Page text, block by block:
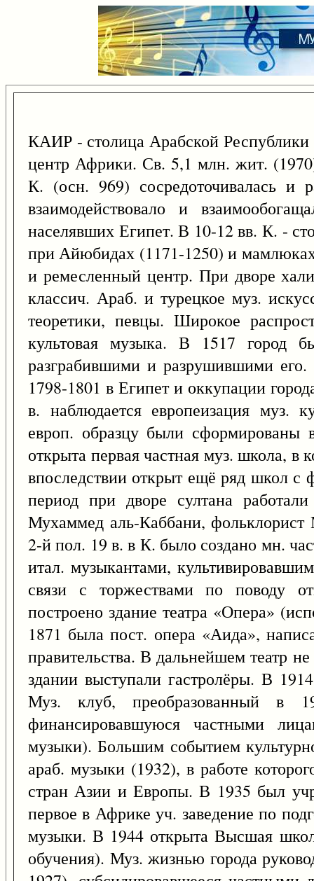
КАИР - столица Арабской
центр Африки. Св. 5,1 млн. жит.
К. (осн. 969) сосредоточивалась и
взаимодействовало и
населявших Египет. В 10-12 вв. К. -
при Айюбидах (1171-1250) и
и ремесленный центр. При дворе
классич. Араб. и турецкое муз.
теоретики, певцы. Широкое
культовая музыка. В 1517 город
разграбившими и разрушившими его.
1798-1801 в Египет и оккупации
в. наблюдается европеизация муз.
европ. образцу были
открыта первая частная муз. школа, в
впоследствии открыт ещё ряд школ с
период при дворе султана
Мухаммед аль-Каббани,
2-й пол. 19 в. в К. было создано мн.
итал. музыкантами,
связи с торжествами по поводу
построено здание театра «Опера»
1871 была пост. опера «Аида»,
правительства. В дальнейшем театр
здании выступали гастролёры. В
Муз. клуб, преобразованный в
финансировавшуюся частными
музыки). Большим событием
араб. музыки (1932), в работе
стран Азии и Европы. В 1935 был
первое в Африке уч. заведение по
музыки. В 1944 открыта Высшая
обучения). Муз. жизнью города